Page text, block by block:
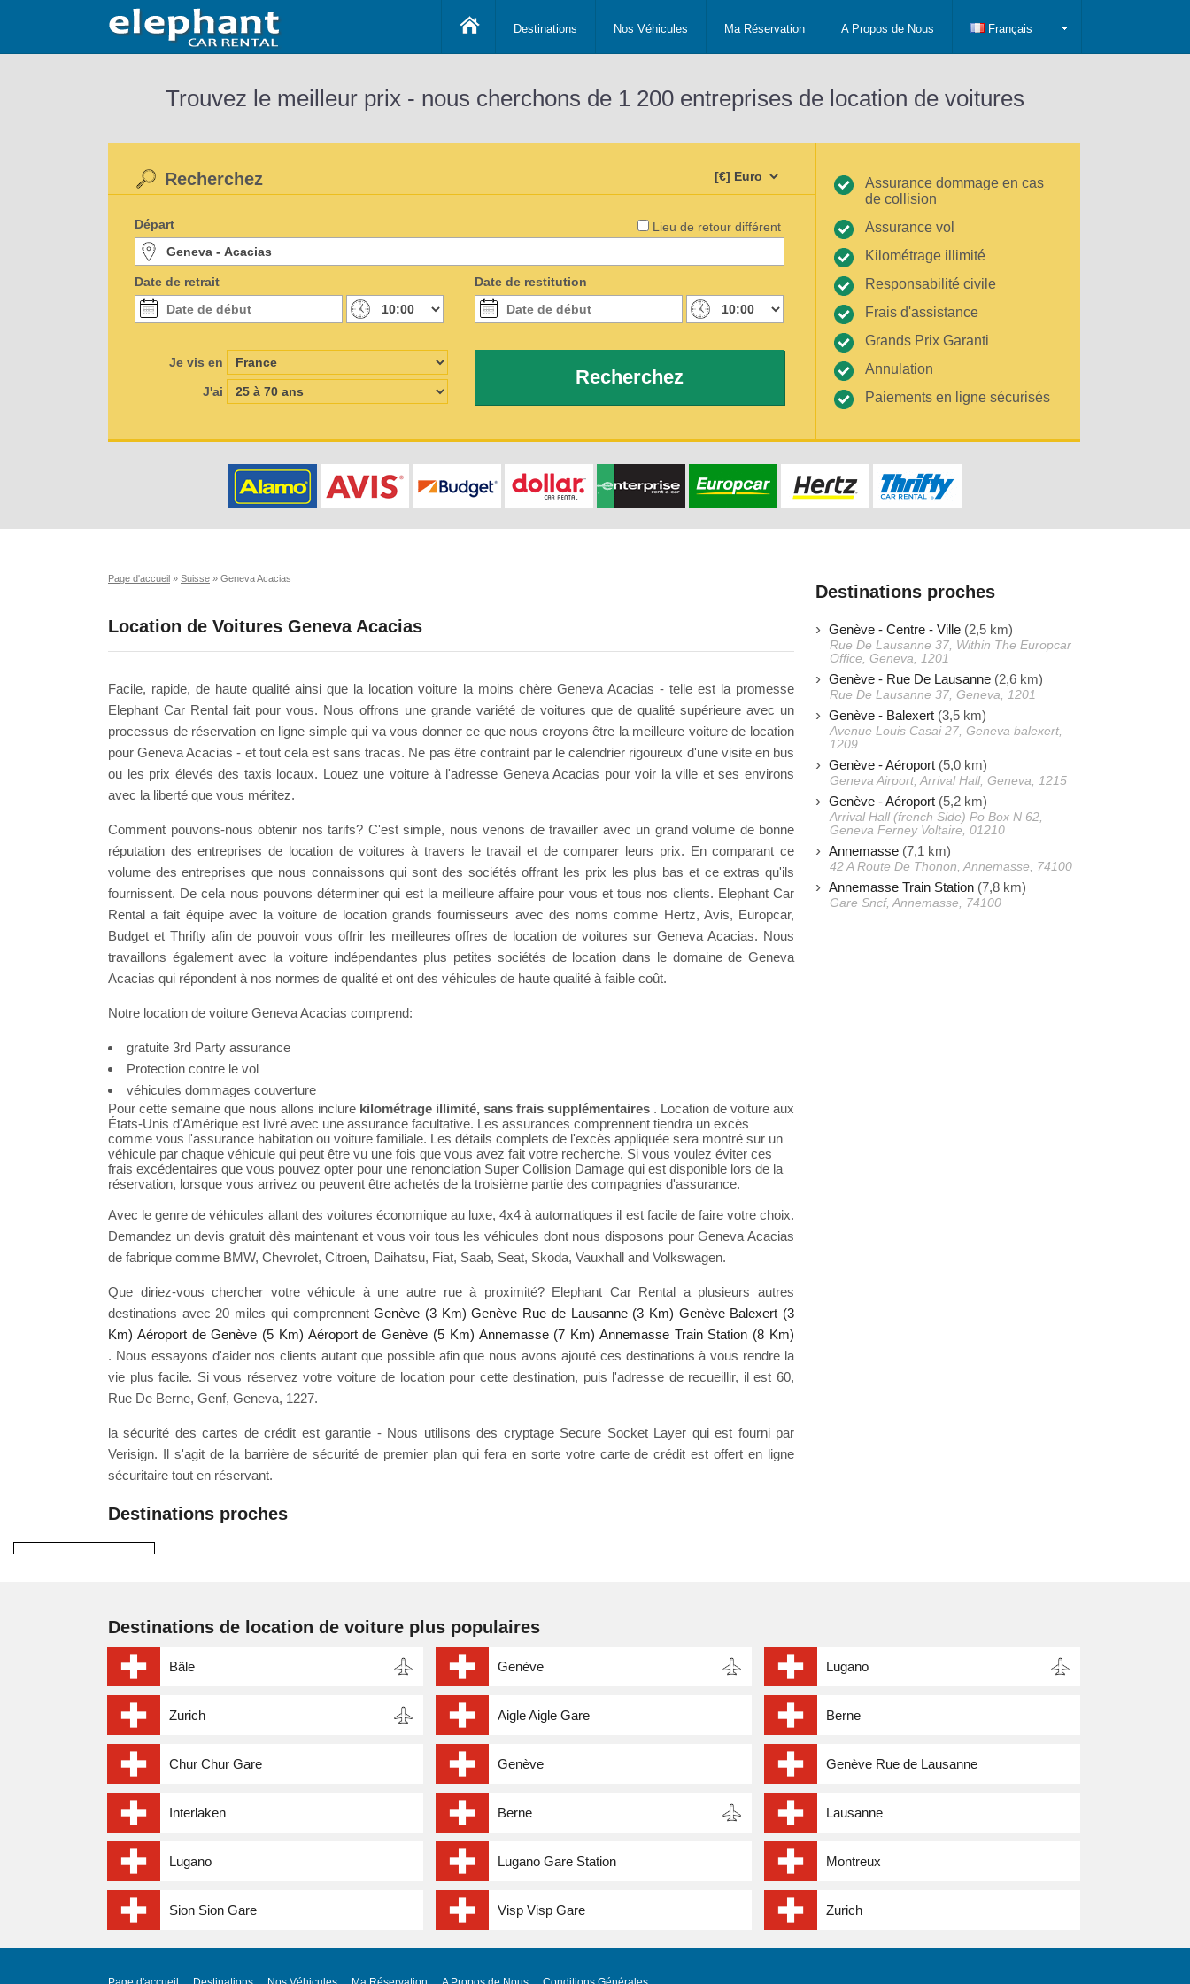
Destinations Nos Véhicules Ma Réservation A Propos de Nous Français
Trouvez le meilleur prix - nous cherchons de 1 200 entreprises de location de voitures
Lieu de retour différent
Recherchez
Départ
Date de retrait Date de restitution
Je vis en
J'ai
Recherchez
Assurance dommage en cas
de collision
Assurance vol
Kilométrage illimité
Responsabilité civile
Frais d'assistance
Grands Prix Garanti
Annulation
Paiements en ligne sécurisés
Page d'accueil » Suisse » Geneva Acacias
Location de Voitures Geneva Acacias
Facile, rapide, de haute qualité ainsi que la location voiture la moins chère Geneva Acacias - telle est la promesse
Elephant Car Rental fait pour vous. Nous offrons une grande variété de voitures que de qualité supérieure avec un
processus de réservation en ligne simple qui va vous donner ce que nous croyons être la meilleure voiture de location
pour Geneva Acacias - et tout cela est sans tracas. Ne pas être contraint par le calendrier rigoureux d'une visite en bus
ou les prix élevés des taxis locaux. Louez une voiture à l'adresse Geneva Acacias pour voir la ville et ses environs
avec la liberté que vous méritez.
Comment pouvons-nous obtenir nos tarifs? C'est simple, nous venons de travailler avec un grand volume de bonne
réputation des entreprises de location de voitures à travers le travail et de comparer leurs prix. En comparant ce
volume des entreprises que nous connaissons qui sont des sociétés offrant les prix les plus bas et ce extras qu'ils
fournissent. De cela nous pouvons déterminer qui est la meilleure affaire pour vous et tous nos clients. Elephant Car
Rental a fait équipe avec la voiture de location grands fournisseurs avec des noms comme Hertz, Avis, Europcar,
Budget et Thrifty afin de pouvoir vous offrir les meilleures offres de location de voitures sur Geneva Acacias. Nous
travaillons également avec la voiture indépendantes plus petites sociétés de location dans le domaine de Geneva
Acacias qui répondent à nos normes de qualité et ont des véhicules de haute qualité à faible coût.
Notre location de voiture Geneva Acacias comprend:
gratuite 3rd Party assurance
Protection contre le vol
véhicules dommages couverture
Pour cette semaine que nous allons inclure kilométrage illimité, sans frais supplémentaires . Location de voiture aux
États-Unis d'Amérique est livré avec une assurance facultative. Les assurances comprennent tiendra un excès
comme vous l'assurance habitation ou voiture familiale. Les détails complets de l'excès appliquée sera montré sur un
véhicule par chaque véhicule qui peut être vu une fois que vous avez fait votre recherche. Si vous voulez éviter ces
frais excédentaires que vous pouvez opter pour une renonciation Super Collision Damage qui est disponible lors de la
réservation, lorsque vous arrivez ou peuvent être achetés de la troisième partie des compagnies d'assurance.
Avec le genre de véhicules allant des voitures économique au luxe, 4x4 à automatiques il est facile de faire votre choix.
Demandez un devis gratuit dès maintenant et vous voir tous les véhicules dont nous disposons pour Geneva Acacias
de fabrique comme BMW, Chevrolet, Citroen, Daihatsu, Fiat, Saab, Seat, Skoda, Vauxhall and Volkswagen.
Que diriez-vous chercher votre véhicule à une autre rue à proximité? Elephant Car Rental a plusieurs autres
destinations avec 20 miles qui comprennentGenève (3 Km) Genève Rue de Lausanne (3 Km) Genève Balexert (3
Km) Aéroport de Genève (5 Km) Aéroport de Genève (5 Km) Annemasse (7 Km) Annemasse Train Station (8 Km)
. Nous essayons d'aider nos clients autant que possible afin que nous avons ajouté ces destinations à vous rendre la
vie plus facile. Si vous réservez votre voiture de location pour cette destination, puis l'adresse de recueillir, il est 60,
Rue De Berne, Genf, Geneva, 1227.
la sécurité des cartes de crédit est garantie - Nous utilisons des cryptage Secure Socket Layer qui est fourni par
Verisign. Il s'agit de la barrière de sécurité de premier plan qui fera en sorte votre carte de crédit est offert en ligne
sécuritaire tout en réservant.
Destinations proches
Destinations proches
Genève - Centre - Ville (2,5 km)
Rue De Lausanne 37, Within The Europcar
Office, Geneva, 1201
Genève - Rue De Lausanne (2,6 km)
Rue De Lausanne 37, Geneva, 1201
Genève - Balexert (3,5 km)
Avenue Louis Casai 27, Geneva balexert,
1209
Genève - Aéroport (5,0 km)
Geneva Airport, Arrival Hall, Geneva, 1215
Genève - Aéroport (5,2 km)
Arrival Hall (french Side) Po Box N 62,
Geneva Ferney Voltaire, 01210
Annemasse (7,1 km)
42 A Route De Thonon, Annemasse, 74100
Annemasse Train Station (7,8 km)
Gare Sncf, Annemasse, 74100
Destinations de location de voiture plus populaires
Bâle Genève Lugano
Zurich Aigle Aigle Gare Berne
Chur Chur Gare Genève Genève Rue de Lausanne
Interlaken Berne Lausanne
Lugano Lugano Gare Station Montreux
Sion Sion Gare Visp Visp Gare Zurich